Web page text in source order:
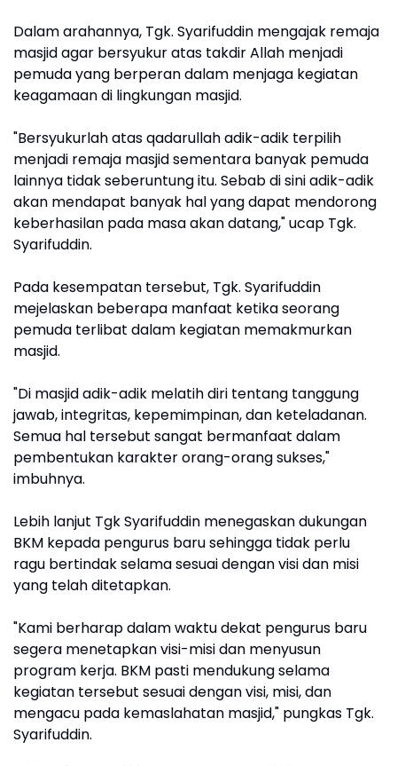
Dalam arahannya, Tgk. Syarifuddin mengajak remaja
masjid agar bersyukur atas takdir Allah menjadi
pemuda yang berperan dalam menjaga kegiatan
keagamaan di lingkungan masjid.
"Bersyukurlah atas qadarullah adik-adik terpilih
menjadi remaja masjid sementara banyak pemuda
lainnya tidak seberuntung itu. Sebab di sini adik-adik
akan mendapat banyak hal yang dapat mendorong
keberhasilan pada masa akan datang," ucap Tgk.
Syarifuddin.
Pada kesempatan tersebut, Tgk. Syarifuddin
mejelaskan beberapa manfaat ketika seorang
pemuda terlibat dalam kegiatan memakmurkan
masjid.
"Di masjid adik-adik melatih diri tentang tanggung
jawab, integritas, kepemimpinan, dan keteladanan.
Semua hal tersebut sangat bermanfaat dalam
pembentukan karakter orang-orang sukses,"
imbuhnya.
Lebih lanjut Tgk Syarifuddin menegaskan dukungan
BKM kepada pengurus baru sehingga tidak perlu
ragu bertindak selama sesuai dengan visi dan misi
yang telah ditetapkan.
"Kami berharap dalam waktu dekat pengurus baru
segera menetapkan visi-misi dan menyusun
program kerja. BKM pasti mendukung selama
kegiatan tersebut sesuai dengan visi, misi, dan
mengacu pada kemaslahatan masjid," pungkas Tgk.
Syarifuddin.